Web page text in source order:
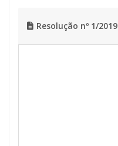
Resolução nº 1/2019